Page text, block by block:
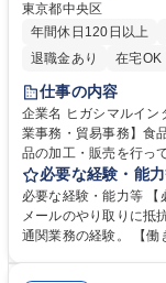
東京都中央区
年間休日120日以上
退職金あり
在宅OK
仕事の内容
企業名 ヒガシマルインターナショ
業事務・貿易事務】食品商
品の加工・販売を行っ
します。営業社員のサ
調整まで幅広く対応し、
業務、請求書発行 ■海
の確認・作成 ■配送手
必要な経験・能
必要な経験・能力等
メールのやり取りに抵
通関業務の経験。 【働き方について】所定労働時間は7時間と短めで、残